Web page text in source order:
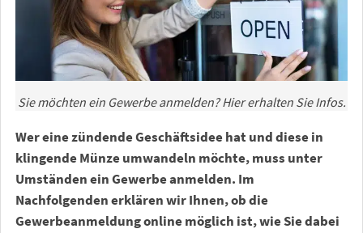
Sie möchten ein Gewerbe anmelden? Hier erhalten Sie Infos.
Wer eine zündende Geschäftsidee hat und diese in
klingende Münze umwandeln möchte, muss unter
Umständen ein Gewerbe anmelden. Im
Nachfolgenden erklären wir Ihnen, ob die
Gewerbeanmeldung online möglich ist, wie Sie dabei